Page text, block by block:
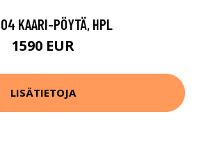
KAARI-PÖYTÄ, HPL
1590 EUR
LISÄTIETOJA